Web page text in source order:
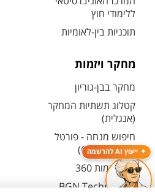
ייעוץ AI להרשמה
ללימודי חוץ
תוכניות בין-לאומיות
מחקר ויזמות
מחקר בבן-גוריון
קטלוג תשתיות המחקר
(אנגלית)
חיפוש מנחה - פורטל
המחקר (CRIS)
מרכז יזמות 360
BGN Technology